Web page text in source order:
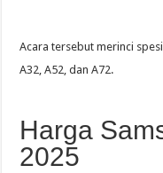
Acara tersebut merinci
A32, A52, dan A72.
Harga
2025